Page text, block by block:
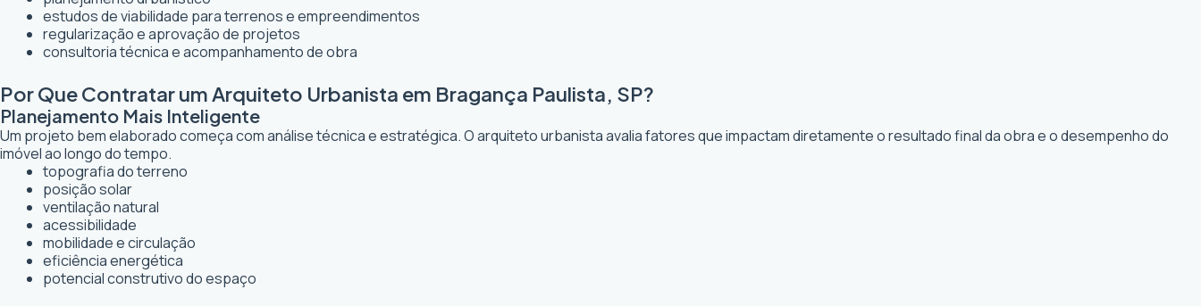
estudos de viabilidade para terrenos e empreendimentos
regularização e aprovação de projetos
consultoria técnica e acompanhamento de obra
Por Que Contratar um Arquiteto Urbanista em Bragança Paulista, SP?
Planejamento Mais Inteligente
Um projeto bem elaborado começa com análise técnica e estratégica. O arquiteto urbanista avalia fatores que impactam diretamente o resultado final da obra e o desempenho do
imóvel ao longo do tempo.
topografia do terreno
posição solar
ventilação natural
acessibilidade
mobilidade e circulação
eficiência energética
potencial construtivo do espaço